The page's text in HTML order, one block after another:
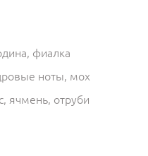
фиалка
ноты, мох
ячмень, отруби